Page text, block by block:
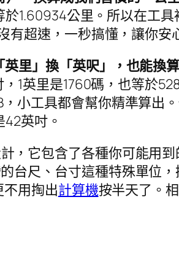
1.60934公里。所以在工
有超速，一秒搞懂，讓你安
里」換「英呎」，也能換
1英里是1760碼，也等於
小工具都會幫你精準算出
英吋。
，它包含了各種你可能用
台尺、台寸這種特殊單位
用掏出計算機按半天了。